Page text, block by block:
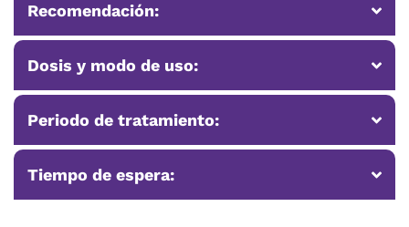
Recomendación:
Dosis y modo de uso:
Periodo de tratamiento:
Tiempo de espera: